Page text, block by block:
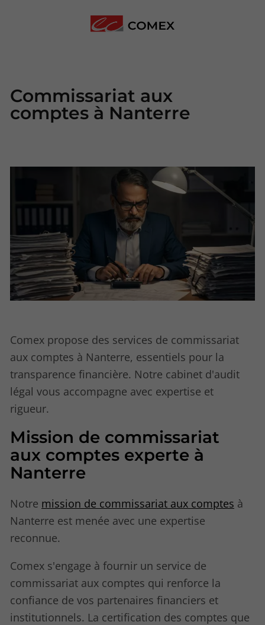
Commissariat aux
comptes à Nanterre
Comex propose des services de commissariat
aux comptes à Nanterre, essentiels pour la
transparence financière. Notre cabinet d'audit
légal vous accompagne avec expertise et
rigueur.
Mission de commissariat
aux comptes experte à
Nanterre
Notre mission de commissariat aux comptes à
Nanterre est menée avec une expertise
reconnue.
Comex s'engage à fournir un service de
commissariat aux comptes qui renforce la
confiance de vos partenaires financiers et
institutionnels. La certification des comptes que